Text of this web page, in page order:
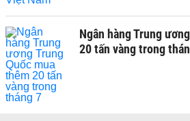
Ngân hàng Trung
20 tấn vàng trong